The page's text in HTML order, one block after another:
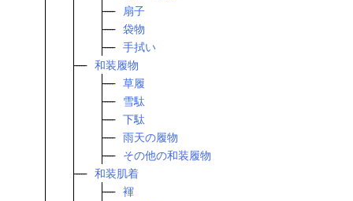
扇子
袋物
手拭い
和装履物
草履
雪駄
下駄
雨天の履物
その他の和装履物
和装肌着
褌